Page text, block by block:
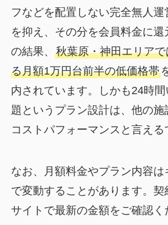
フなどを配置しない完全無人
を抑え、その分を会員料金に
の結果、 秋葉原・神田エリア
る月額1万円台前半の低価格帯
内されています。しかも24時
題というプラン設計は、他の
コストパフォーマンスと言える
なお、月額料金やプラン内容
で変動することがあります。
サイトで最新の金額をご確認く